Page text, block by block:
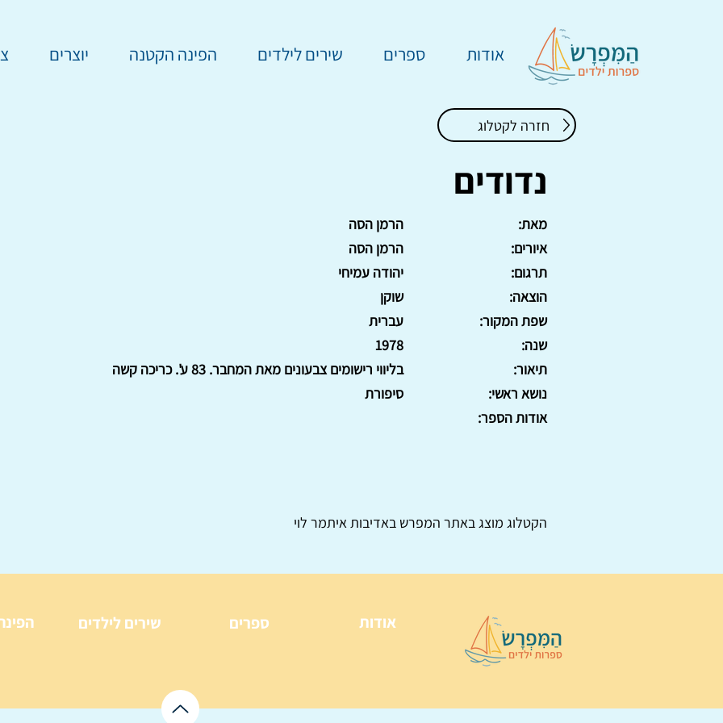
אודות ספרים שירים לילדים הפינה הקטנה יוצרים
חזרה לקטלוג
נדודים
הרמן הסה
מאת:
הרמן הסה
איורים:
יהודה עמיחי
תרגום:
שוקן
הוצאה:
עברית
שפת המקור:
1978
שנה:
בליווי רישומים צבעונים מאת המחבר. 83 ע'. כריכה קשה
תיאור:
סיפורת
נושא ראשי:
אודות הספר:
הקטלוג מוצג באתר המפרש באדיבות איתמר לוי
שירים לילדים ספרים אודות